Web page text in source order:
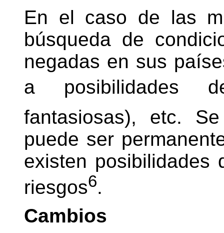
En el caso de las
búsqueda de
negadas en sus
a posibilidades
fantasiosas), etc.
puede ser
existen posibilidades
riesgos6.
Cambios